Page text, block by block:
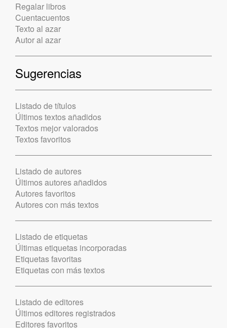
Regalar libros
Cuentacuentos
Texto al azar
Autor al azar
Sugerencias
Listado de títulos
Últimos textos añadidos
Textos mejor valorados
Textos favoritos
Listado de autores
Últimos autores añadidos
Autores favoritos
Autores con más textos
Listado de etiquetas
Últimas etiquetas incorporadas
Etiquetas favoritas
Etiquetas con más textos
Listado de editores
Últimos editores registrados
Editores favoritos